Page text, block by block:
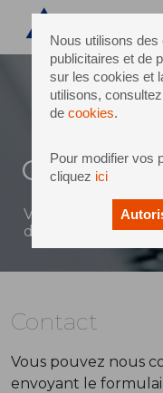
Nous utilisons
publicitaires et de
sur les cookies et
utilisons,
de cookies.
Pour modifier vos
cliquez ici
Contact
Vous pouvez
du formulaire ci-
Contact
Vous pouvez nous
envoyant le